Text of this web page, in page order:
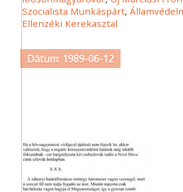
Szocialista Munkáspárt,
Ellenzéki Kerekasztal
Dátum: 1989-06-12